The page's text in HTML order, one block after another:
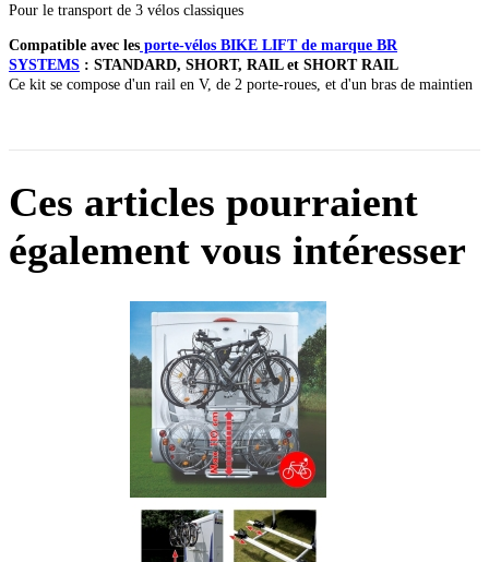
Pour le transport de 3 vélos classiques
Compatible avec les porte-vélos BIKE LIFT de marque BR
SYSTEMS : STANDARD, SHORT, RAIL et SHORT RAIL
Ce kit se compose d'un rail en V, de 2 porte-roues, et d'un bras de maintien
Ces articles pourraient
également vous intéresser